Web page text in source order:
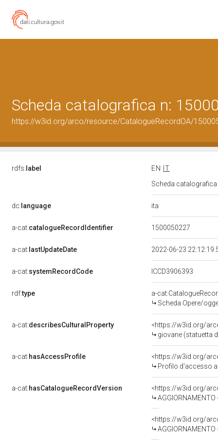
Scheda catalografica n:
https://w3id.org/arco/resource/CatalogueRecordOA/
rdfs: label EN
IT
Scheda
dc: language ita
a-cat:catalogueRecordIdentifier 1500050227
a-cat: lastUpdateDate 2022-06-23
a-cat:systemRecordCode ICCD3906393
rdf:type
a-
Scheda Opere/
a-cat:describesCulturalProperty
<https://w3id.org/
giovane (statuetta
a-cat:hasAccessProfile
<https://w3id.org/
Profilo d'accesso
a-cat:hasCatalogueRecordVersion
<https://w3id.org/
AGGIORNAMENTO
<https://w3id.org/